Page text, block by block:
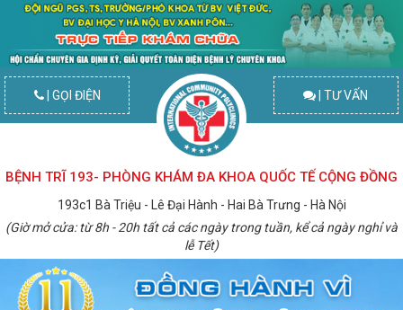
| GỌI ĐIỆN | TƯ VẤN
BỆNH TRĨ 193- PHÒNG KHÁM ĐA KHOA QUỐC TẾ CỘNG ĐỒNG
193c1 Bà Triệu - Lê Đại Hành - Hai Bà Trưng - Hà Nội
(Giờ mở cửa: từ 8h - 20h tất cả các ngày trong tuần, kể cả ngày nghỉ và
lễ Tết)